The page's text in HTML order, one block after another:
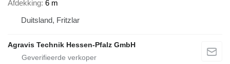
Afdekking 6 m
Duitsland, Fritzlar
Agravis Technik Hessen-Pfalz GmbH